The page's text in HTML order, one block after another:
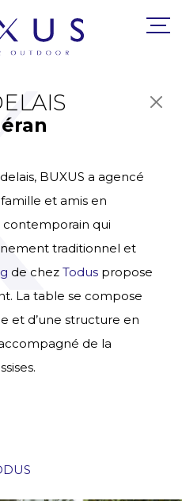
BUXUS a agencé
et amis en
qui
traditionnel et
de chez Toduspropose
La table se compose
et d’une structure en
de la